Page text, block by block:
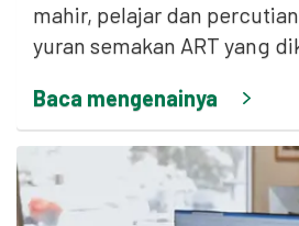
mahir, pelajar dan
yuran semakan ART yang
Baca mengenainya